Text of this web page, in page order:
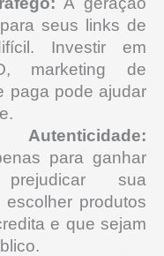
seus links de
Investir em
marketing de
paga pode ajudar
para ganhar
sua
escolher produtos
e que sejam